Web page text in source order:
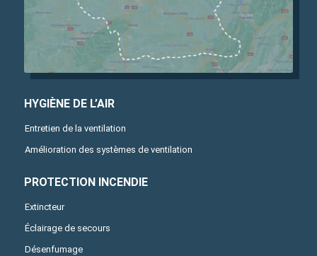
HYGIÈNE DE L’AIR
Entretien de la ventilation
Amélioration des systèmes de ventilation
PROTECTION INCENDIE
Extincteur
Éclairage de secours
Désenfumage